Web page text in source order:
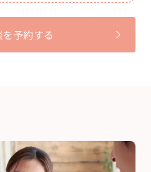
予約する